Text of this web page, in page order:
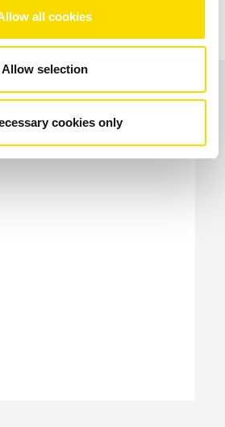
all cookies
Allow selection
cookies only
ÖFFNEN
Bio-Abfall bis 350 mm